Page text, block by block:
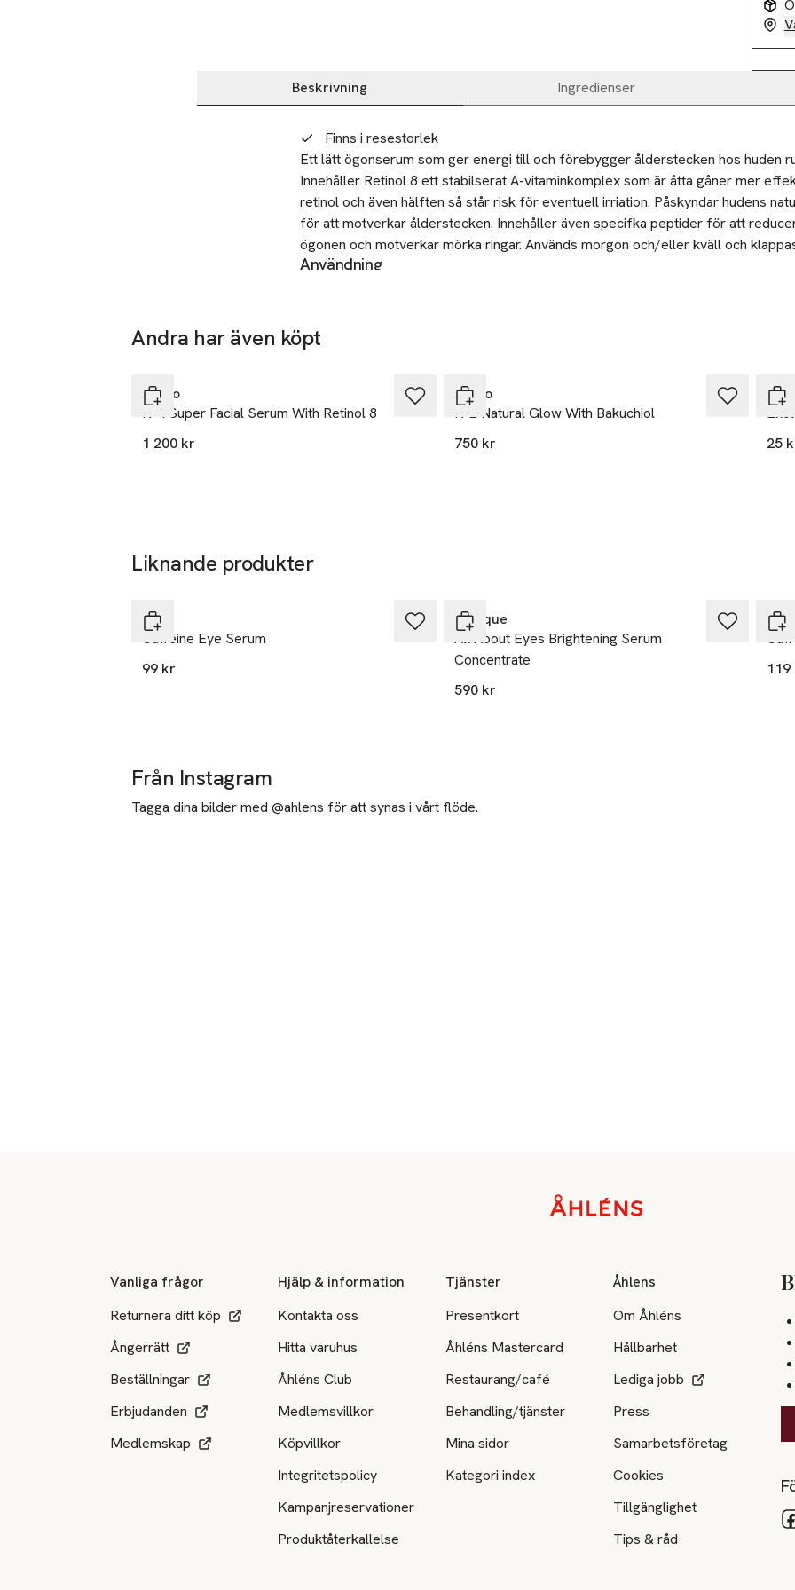
Beskrivning Ingredienser
Beskrivning
Finns i resestorlek
Ett lätt ögonserum som ger energi till och förebygger ålderstecken hos huden
Innehåller Retinol 8 ett stabilserat A-vitaminkomplex som är åtta gåner mer
retinol och även hälften så står risk för eventuell irriation. Påskyndar hudens
för att motverkar ålderstecken. Innehåller även specifka peptider för att
ögonen och motverkar mörka ringar. Används morgon och/eller kväll och
benet runt ögonen.
Användning
Andra har även köpt
Verso
N°4 Super Facial Serum With Retinol 8
1 200 kr
Verso
N°2 Natural Glow With Bakuchiol
750 kr
25
Liknande produkter
Q+A
Caffeine Eye Serum
99 kr
Clinique
All About Eyes Brightening Serum
Concentrate
590 kr
Från Instagram
Tagga dina bilder med @ahlens för att synas i vårt flöde.
Vanliga frågor
Returnera ditt köp
Ångerrätt
Beställningar
Erbjudanden
Medlemskap
Hjälp & information
Kontakta oss
Hitta varuhus
Åhléns Club
Medlemsvillkor
Köpvillkor
Integritetspolicy
Kampanjreservationer
Produktåterkallelse
Tjänster
Presentkort
Åhléns Mastercard
Restaurang/café
Behandling/tjänster
Mina sidor
Kategori index
Åhlens
Om Åhléns
Hållbarhet
Lediga jobb
Press
Samarbetsföretag
Cookies
Tillgänglighet
Tips & råd